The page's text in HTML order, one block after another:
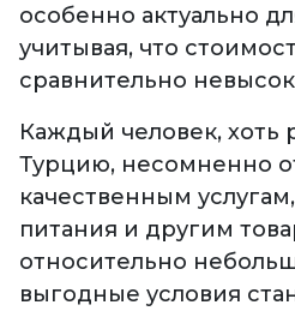
особенно актуально
учитывая, что
сравнительно
Каждый человек, хоть
Турцию, несомненно
качественным
питания и другим
относительно
выгодные условия